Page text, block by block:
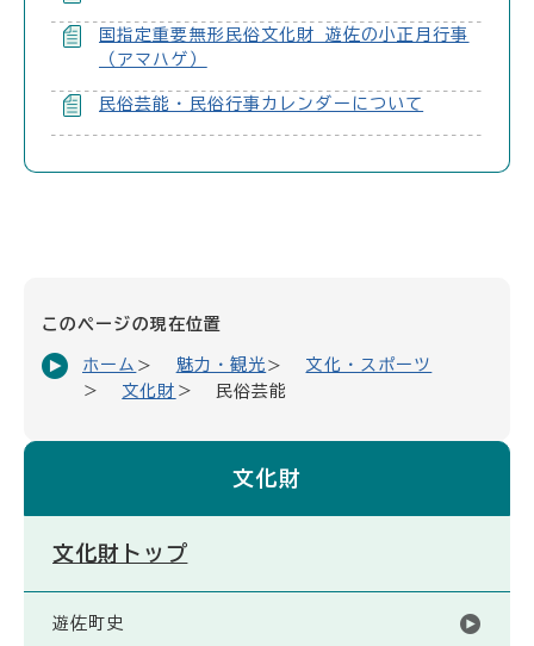
国指定重要無形民俗文化財 遊佐の小正月行事
（アマハゲ）
民俗芸能・民俗行事カレンダーについて
このページの現在位置
ホーム 魅力・観光
文化・スポーツ
文化財
民俗芸能
文化財
文化財トップ
遊佐町史